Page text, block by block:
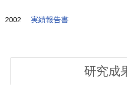
2002 実績報告書
研究成